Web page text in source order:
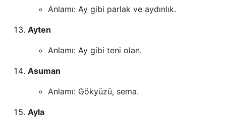
Anlamı: Ay gibi parlak ve aydınlık.
Ayten
Anlamı: Ay gibi teni olan.
Asuman
Anlamı: Gökyüzü, sema.
Ayla